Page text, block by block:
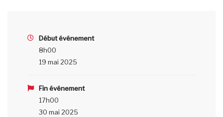
Début événement
8h00
19 mai 2025
Fin événement
17h00
30 mai 2025